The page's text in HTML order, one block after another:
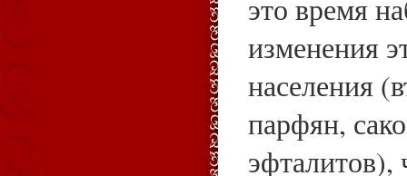
это время
изменения
населения
парфян,
эфталитов),